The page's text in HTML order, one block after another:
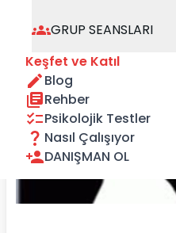
GRUP SEANSLARI
Keşfet ve Katıl
Blog
Rehber
Psikolojik Testler
Nasıl Çalışıyor
DANIŞMAN OL